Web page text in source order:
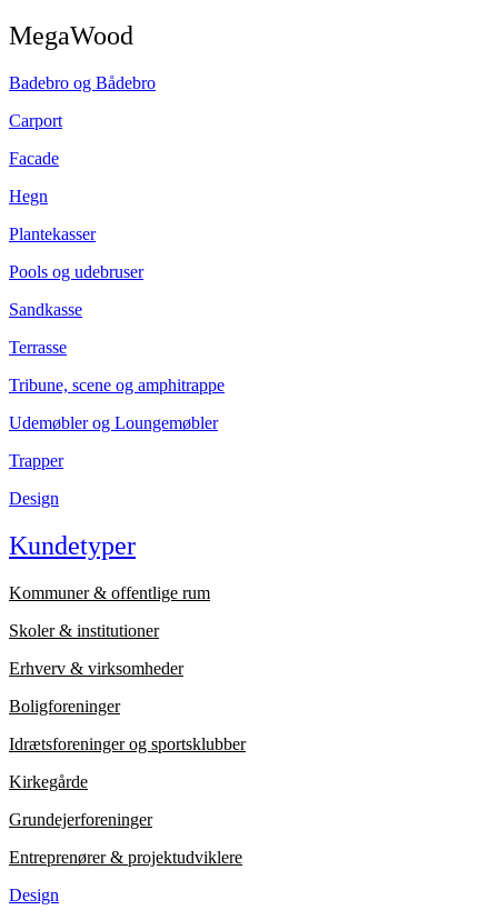
MegaWood
Badebro og Bådebro
Carport
Facade
Hegn
Plantekasser
Pools og udebruser
Sandkasse
Terrasse
Tribune, scene og amphitrappe
Udemøbler og Loungemøbler
Trapper
Design
Kundetyper
Kommuner & offentlige rum
Skoler & institutioner
Erhverv & virksomheder
Boligforeninger
Idrætsforeninger og sportsklubber
Kirkegårde
Grundejerforeninger
Entreprenører & projektudviklere
Design